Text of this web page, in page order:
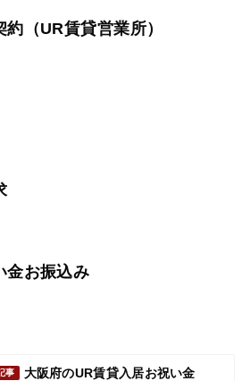
（UR賃貸営業所）
金お振込み
事
大阪府のUR賃貸入居お祝い金